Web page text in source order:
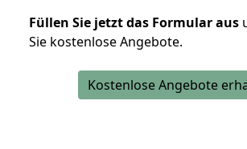
Füllen Sie jetzt das Formular aus
Sie kostenlose Angebote.
Kostenlose Angebote